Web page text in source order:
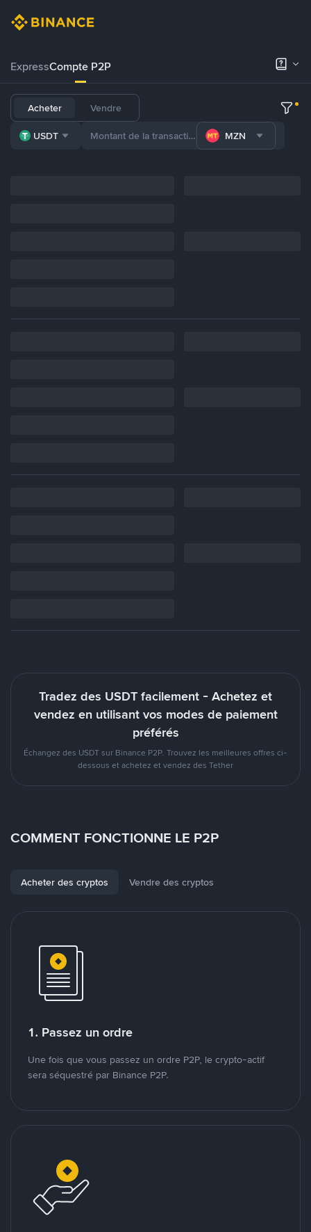
ExpressCompte P2P
Acheter Vendre
USDT MZN
Tradez des USDT facilement - Achetez et
vendez en utilisant vos modes de paiement
préférés
Échangez des USDT sur Binance P2P. Trouvez les meilleures offres ci-
dessous et achetez et vendez des Tether
COMMENT FONCTIONNE LE P2P
Acheter des cryptos Vendre des cryptos
1. Passez un ordre
Une fois que vous passez un ordre P2P, le crypto-actif
sera séquestré par Binance P2P.